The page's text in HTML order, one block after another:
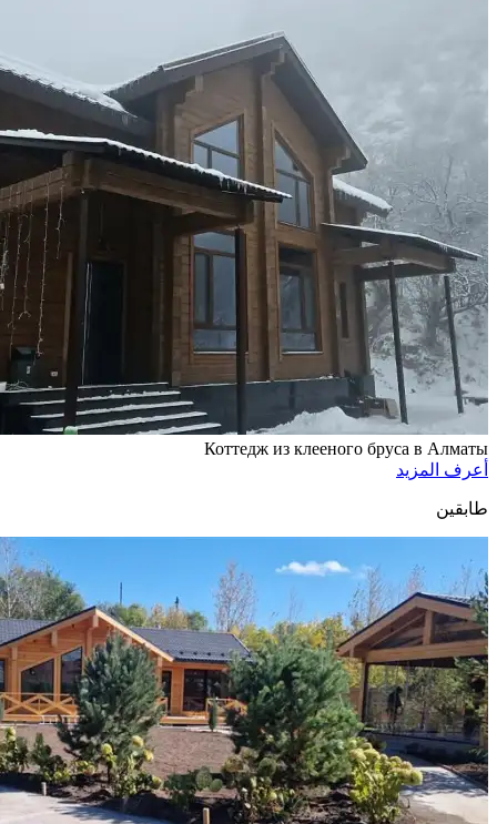
Коттедж из клееного бруса в Алматы
أعرف المزيد
طابقين